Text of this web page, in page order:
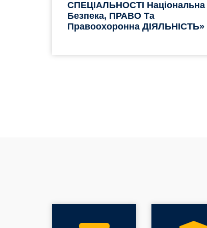
СПЕЦІАЛЬНОСТІ Національна
Безпека, ПРАВО Та
Правоохоронна ДІЯЛЬНІСТЬ»